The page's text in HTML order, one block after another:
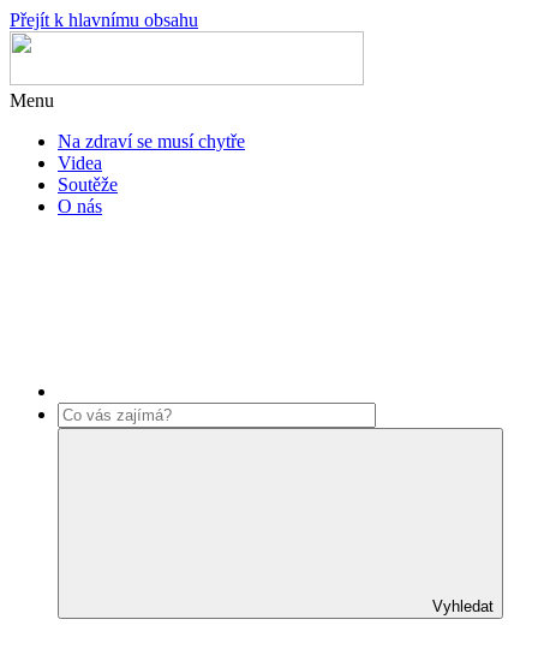
Přejít k hlavnímu obsahu
Menu
Na zdraví se musí chytře
Videa
Soutěže
O nás
Vyhledat